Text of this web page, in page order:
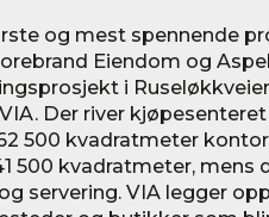
og mest spennende
Eiendom og
i
Der river
500 kvadratmeter
500 kvadratmeter,
servering. VIA legger